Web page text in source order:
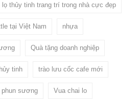
lọ thủy tinh trang trí trong nhà cực đẹp
tại Việt Nam nhựa
Quà tặng doanh nghiệp
tinh trào lưu cốc cafe mới
phun sương Vua chai lo